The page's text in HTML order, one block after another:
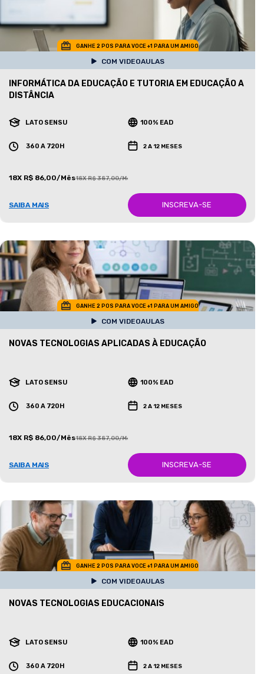
GANHE 2 POS PARA VOCE +1 PARA UM AMIGO
COM VIDEOAULAS
INFORMÁTICA DA EDUCAÇÃO E TUTORIA EM EDUCAÇÃO A
DISTÂNCIA
LATO SENSU 100% EAD
360 A 720H 2 A 12 MESES
18X R$ 86,00/Mês18X R$ 387,00/Mês
SAIBA MAIS INSCREVA-SE
GANHE 2 POS PARA VOCE +1 PARA UM AMIGO
COM VIDEOAULAS
NOVAS TECNOLOGIAS APLICADAS À EDUCAÇÃO
LATO SENSU 100% EAD
360 A 720H 2 A 12 MESES
18X R$ 86,00/Mês18X R$ 387,00/Mês
SAIBA MAIS INSCREVA-SE
GANHE 2 POS PARA VOCE +1 PARA UM AMIGO
COM VIDEOAULAS
NOVAS TECNOLOGIAS EDUCACIONAIS
LATO SENSU 100% EAD
360 A 720H 2 A 12 MESES